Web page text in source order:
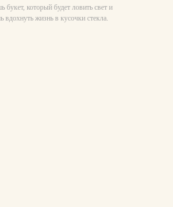
который будет ловить свет и
вдохнуть жизнь в кусочки стекла.